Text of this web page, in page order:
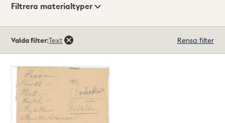
Visningsläge
Filtrera materialtyper
träffar
Valda filter:Text Rensa filter